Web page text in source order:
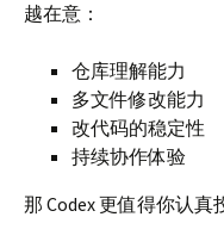
越在意：
仓库理解能力
多文件修改能力
改代码的稳定性
持续协作体验
那 Codex 更值得你认真